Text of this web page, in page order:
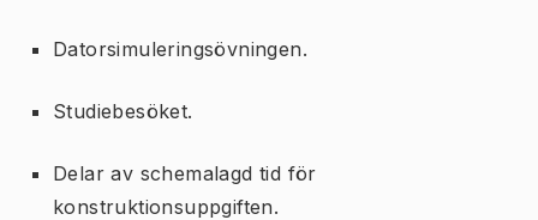
Datorsimuleringsövningen.
Studiebesöket.
Delar av schemalagd tid för
konstruktionsuppgiften.